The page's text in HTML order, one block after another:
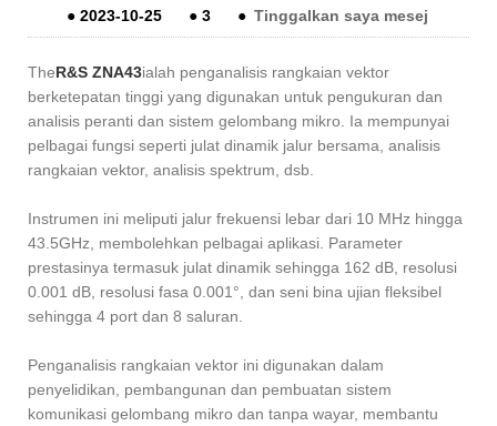
● 2023-10-25 ● 3 ● Tinggalkan saya mesej
TheR&S ZNA43ialah penganalisis rangkaian vektor
berketepatan tinggi yang digunakan untuk pengukuran dan
analisis peranti dan sistem gelombang mikro. Ia mempunyai
pelbagai fungsi seperti julat dinamik jalur bersama, analisis
rangkaian vektor, analisis spektrum, dsb.
Instrumen ini meliputi jalur frekuensi lebar dari 10 MHz hingga
43.5GHz, membolehkan pelbagai aplikasi. Parameter
prestasinya termasuk julat dinamik sehingga 162 dB, resolusi
0.001 dB, resolusi fasa 0.001°, dan seni bina ujian fleksibel
sehingga 4 port dan 8 saluran.
Penganalisis rangkaian vektor ini digunakan dalam
penyelidikan, pembangunan dan pembuatan sistem
komunikasi gelombang mikro dan tanpa wayar, membantu